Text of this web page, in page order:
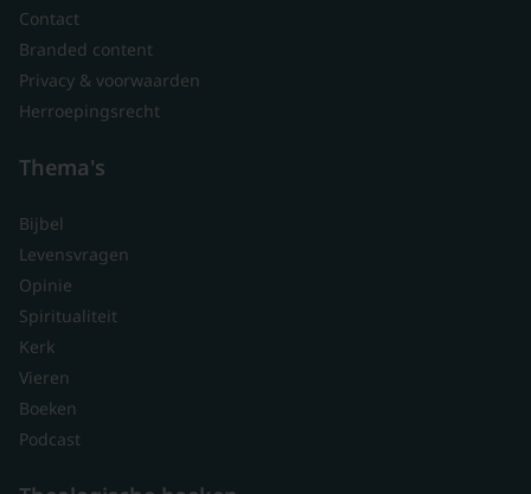
Contact
Branded content
Privacy & voorwaarden
Herroepingsrecht
Thema's
Bijbel
Levensvragen
Opinie
Spiritualiteit
Kerk
Vieren
Boeken
Podcast